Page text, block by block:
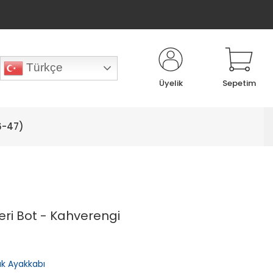
Türkçe
Üyelik Sepetim
47)
Bot - Kahverengi
Ayakkabı